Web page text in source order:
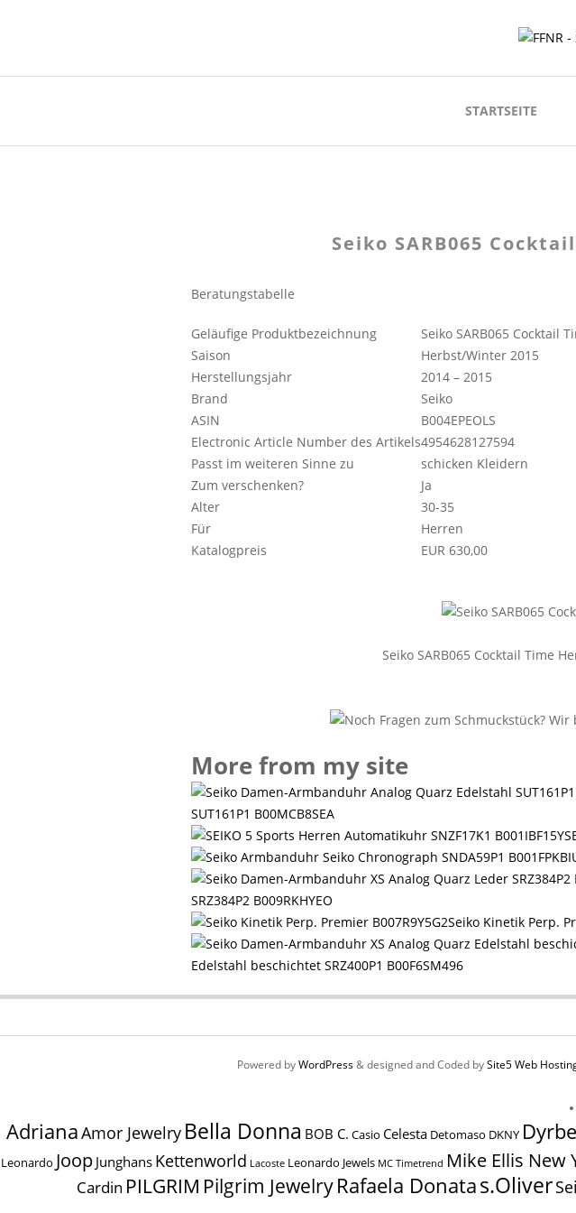
STARTSEITE
Seiko SARB065
Beratungstabelle
Geläufige Produktbezeichnung
Seiko SARB065 Cocktail
Saison
Herbst/Winter 2015
Herstellungsjahr
2014 – 2015
Brand
Seiko
ASIN
B004EPEOLS
Electronic Article Number des Artikels4954628127594
Passt im weiteren Sinne zu
schicken Kleidern
Zum verschenken?
Ja
Alter
30-35
Für
Herren
Katalogpreis
EUR 630,00
Seiko SARB065 Cocktail Time
More from my site
SUT161P1 B00MCB8SEA
SRZ384P2 B009RKHYEO
Seiko Kinetik Perp.
Edelstahl beschichtet SRZ400P1 B00F6SM496
Powered byWordPress& designed and Coded bySite5 Web
AdrianaAmor Jewelry Bella Donna BOB C. Casio Celesta Detomaso DKNY
Leonardo Joop Junghans Kettenworld Lacoste Leonardo Jewels MC Timetrend Mike Ellis New
Cardin PILGRIM Pilgrim JewelryRafaela Donatas.Oliver